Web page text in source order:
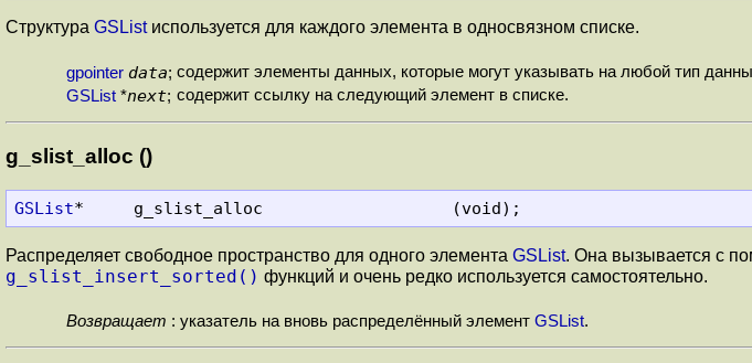
Структура GSListиспользуется для каждого элемента в односвязном списке.
gpointer data; содержит элементы данных, которые могут указывать на любой тип
GSList *next; содержит ссылку на следующий элемент в списке.
g_slist_alloc ()
GSList*     g_slist_alloc                   (void);
Распределяет свободное пространство для одного элемента GSList. Она вызывается с
g_slist_insert_sorted() функций и очень редко используется самостоятельно.
Возвращает : указатель на вновь распределённый элемент GSList.